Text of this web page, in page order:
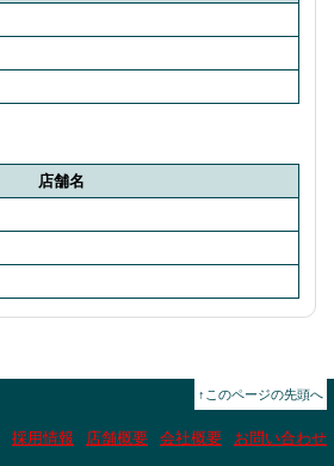
店舗名
↑このページの先頭へ
採用情報 店舗概要 会社概要
お問い合わせ